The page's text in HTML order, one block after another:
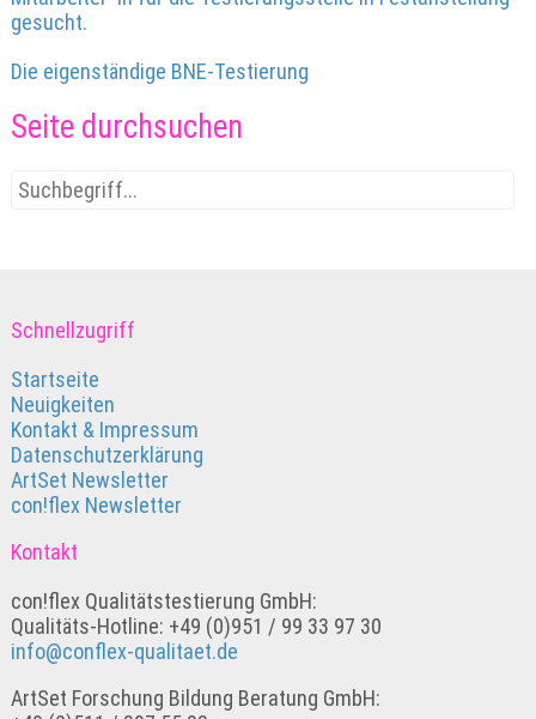
gesucht.
Die eigenständige BNE-Testierung
Seite durchsuchen
Schnellzugriff
Startseite
Neuigkeiten
Kontakt & Impressum
Datenschutzerklärung
ArtSet Newsletter
con!flex Newsletter
Kontakt
con!flex Qualitätstestierung GmbH:
Qualitäts-Hotline: +49 (0)951 / 99 33 97 30
info@conflex-qualitaet.de
ArtSet Forschung Bildung Beratung GmbH: